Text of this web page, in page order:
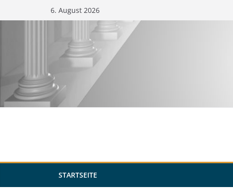
Inhalt
6. August 2026
STARTSEITE